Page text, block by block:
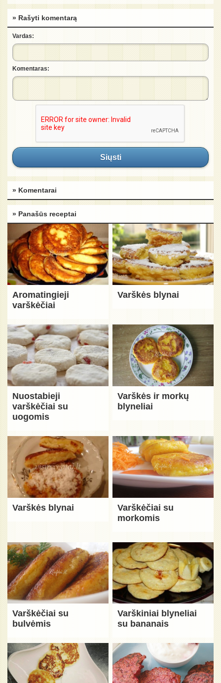
» Rašyti komentarą
Vardas:
Komentaras:
Siųsti
» Komentarai
» Panašūs receptai
Aromatingieji
varškėčiai
Varškės blynai
Nuostabieji
varškėčiai su
uogomis
Varškės ir morkų
blyneliai
Varškės blynai
Varškėčiai su
morkomis
Varškėčiai su
bulvėmis
Varškiniai blyneliai
su bananais